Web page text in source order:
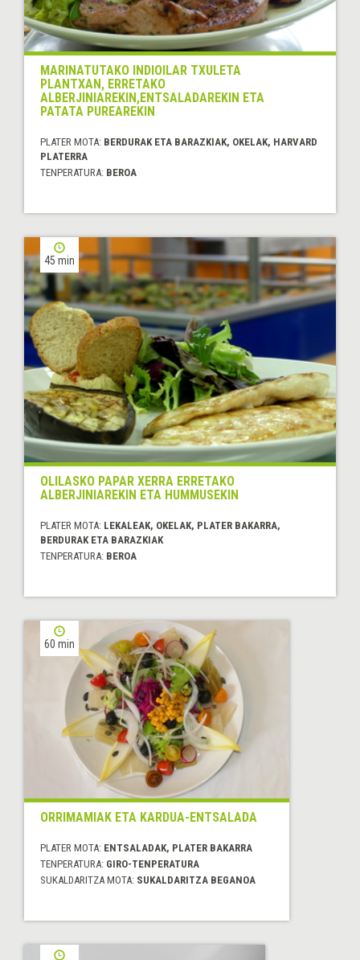
MARINATUTAKO INDIOILAR TXULETA
PLANTXAN, ERRETAKO
ALBERJINIAREKIN,ENTSALADAREKIN ETA
PATATA PUREAREKIN
PLATER MOTA: BERDURAK ETA BARAZKIAK, OKELAK, HARVARD
PLATERRA
TENPERATURA: BEROA
45 min
OLILASKO PAPAR XERRA ERRETAKO
ALBERJINIAREKIN ETA HUMMUSEKIN
PLATER MOTA: LEKALEAK, OKELAK, PLATER BAKARRA,
BERDURAK ETA BARAZKIAK
TENPERATURA: BEROA
60 min
ORRIMAMIAK ETA KARDUA-ENTSALADA
PLATER MOTA: ENTSALADAK, PLATER BAKARRA
TENPERATURA: GIRO-TENPERATURA
SUKALDARITZA MOTA: SUKALDARITZA BEGANOA